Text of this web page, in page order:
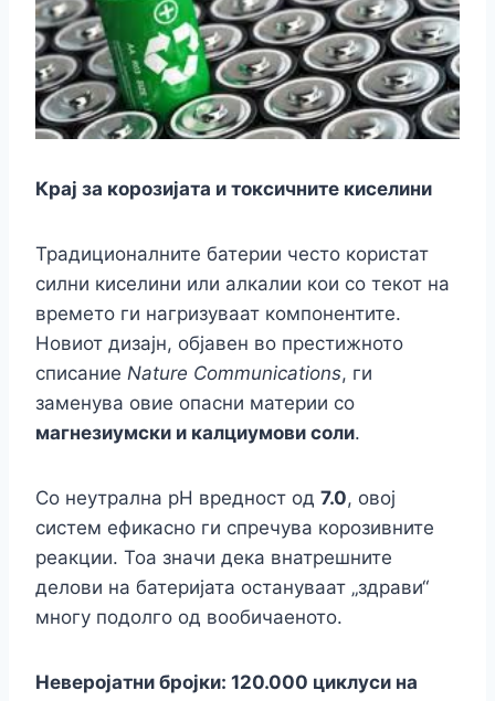
Крај за корозијата и токсичните киселини
Традиционалните батерии често користат
силни киселини или алкалии кои со текот на
времето ги нагризуваат компонентите.
Новиот дизајн, објавен во престижното
списание Nature Communications, ги
заменува овие опасни материи со
магнезиумски и калциумови соли.
Со неутрална pH вредност од 7.0, овој
систем ефикасно ги спречува корозивните
реакции. Тоа значи дека внатрешните
делови на батеријата остануваат „здрави“
многу подолго од вообичаеното.
Неверојатни бројки: 120.000 циклуси на